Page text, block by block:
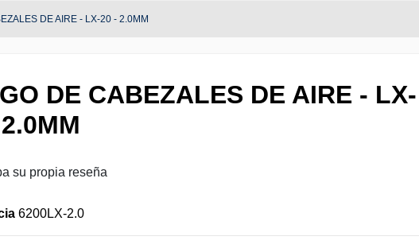
DE AIRE - LX-20 - 2.0MM
DE CABEZALES DE AIRE - LX-
su propia reseña
6200LX-2.0